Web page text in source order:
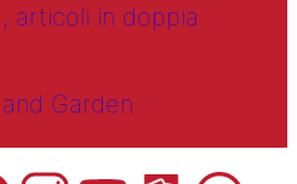
articoli in doppia
Garden